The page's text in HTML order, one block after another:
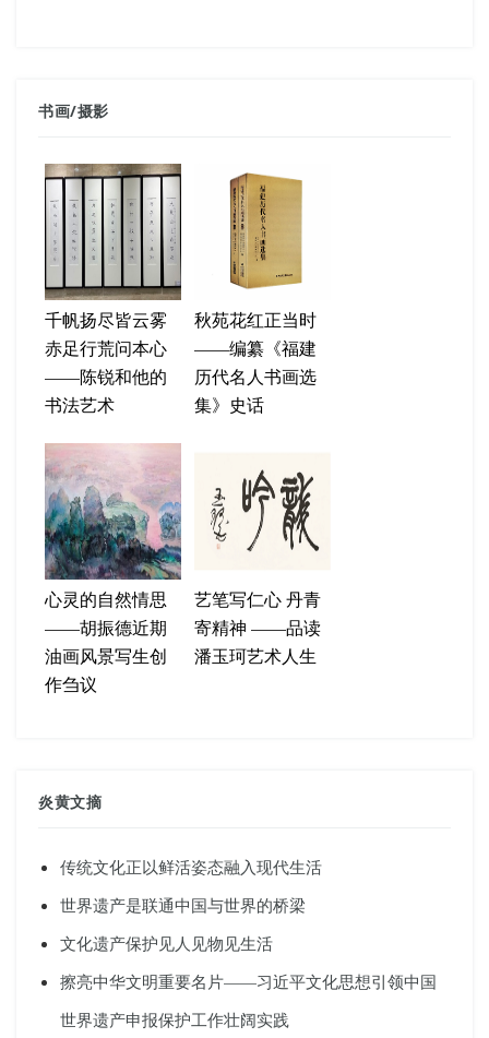
书画/摄影
千帆扬尽皆云雾
赤足行荒问本心
——陈锐和他的
书法艺术
秋苑花红正当时
——编纂《福建
历代名人书画选
集》史话
心灵的自然情思
——胡振德近期
油画风景写生创
作刍议
艺笔写仁心 丹青
寄精神 ——品读
潘玉珂艺术人生
炎黄文摘
传统文化正以鲜活姿态融入现代生活
世界遗产是联通中国与世界的桥梁
文化遗产保护见人见物见生活
擦亮中华文明重要名片——习近平文化思想引领中国
世界遗产申报保护工作壮阔实践